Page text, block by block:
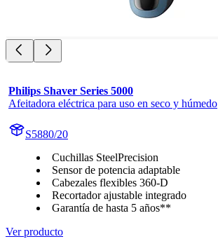
Philips Shaver Series 5000
Afeitadora eléctrica para uso en seco y húmedo
S5880/20
Cuchillas SteelPrecision
Sensor de potencia adaptable
Cabezales flexibles 360-D
Recortador ajustable integrado
Garantía de hasta 5 años**
Ver producto